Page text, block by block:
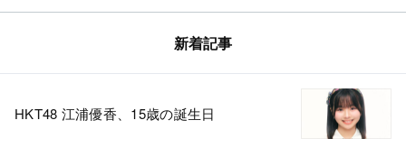
新着記事
HKT48 江浦優香、15歳の誕生日